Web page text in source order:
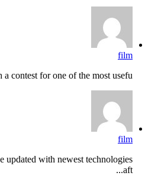
film
contest for one of the most usefu...
film
updated with newest technologies
aft...